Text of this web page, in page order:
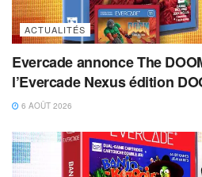
ACTUALITÉS
Evercade annonce The
l’Evercade Nexus édition
6 AOÛT 2026